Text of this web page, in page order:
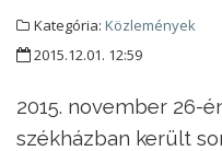
Kategória: Közlemények
2015.12.01. 12:59
2015. november 26-
székházban került